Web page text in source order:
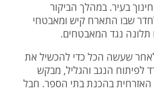
בעיר. במהלך הביקור
שבו התארח קיש ומאבטחי
תלונה נגד המאבטחים.
שעשה הכל כדי להכשיל את
לפיתוח הנגב והגליל, מבקש
האזרחית בהכנת בתי הספר. חבל